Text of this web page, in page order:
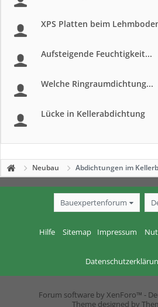
XPS Platten beim
Aufsteigende Feuchtigkeit...
Welche Ringraumdichtung...
Lücke in Kellerabdichtung
Neubau Abdichtungen im
Bauexpertenforum
Hilfe Sitemap Impressum
Forum software by XenForo™ -
Theme designed by